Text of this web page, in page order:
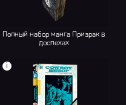
Полный набор манга Призрак в
доспехах
i